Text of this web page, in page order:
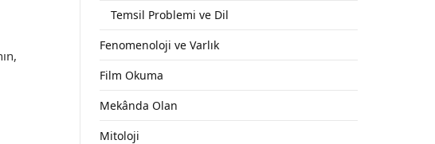
Temsil Problemi ve Dil
Fenomenoloji ve Varlık
Film Okuma
Mekânda Olan
Mitoloji